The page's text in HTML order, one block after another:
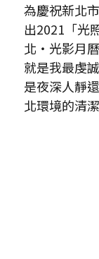
為慶祝新北
出2021「光
北‧光影月曆
就是我最虔
是夜深人靜
北環境的清